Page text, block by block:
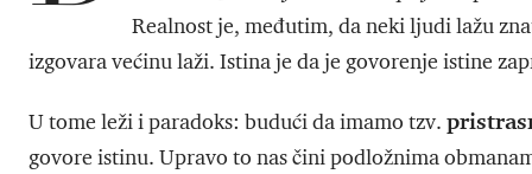
Realnost je, međutim, da neki ljudi lažu
izgovara većinu laži. Istina je da je govorenje istine
U tome leži i paradoks: budući da imamo tzv.
govore istinu. Upravo to nas čini podložnima